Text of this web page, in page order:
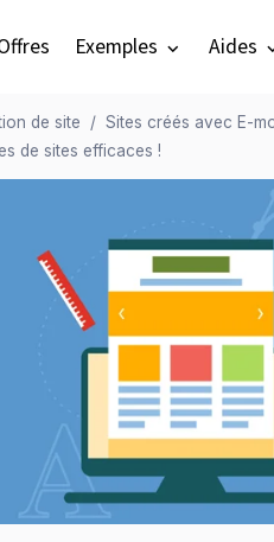
Exemples Aides
de site
Sites créés avec E-
de sites efficaces !